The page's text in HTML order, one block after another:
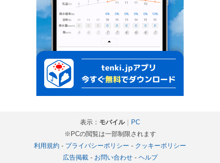
表示： モバイル｜ PC
※PCの閲覧は一部制限されます
利用規約 - プライバシーポリシー - クッキーポリシー
広告掲載- お問い合わせ- ヘルプ